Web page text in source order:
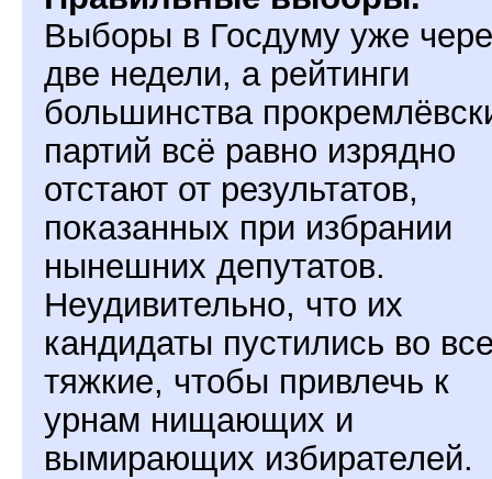
Выборы в Госдуму уже
две недели, а рейтинги
большинства
партий всё равно изрядно
отстают от результатов,
показанных при избрании
нынешних депутатов.
Неудивительно, что их
кандидаты пустились во
тяжкие, чтобы привлечь к
урнам нищающих и
вымирающих избирателей.